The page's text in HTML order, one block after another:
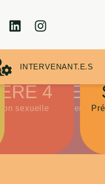
INTERVENANT.E.S
4
sexuelle
Comportements à